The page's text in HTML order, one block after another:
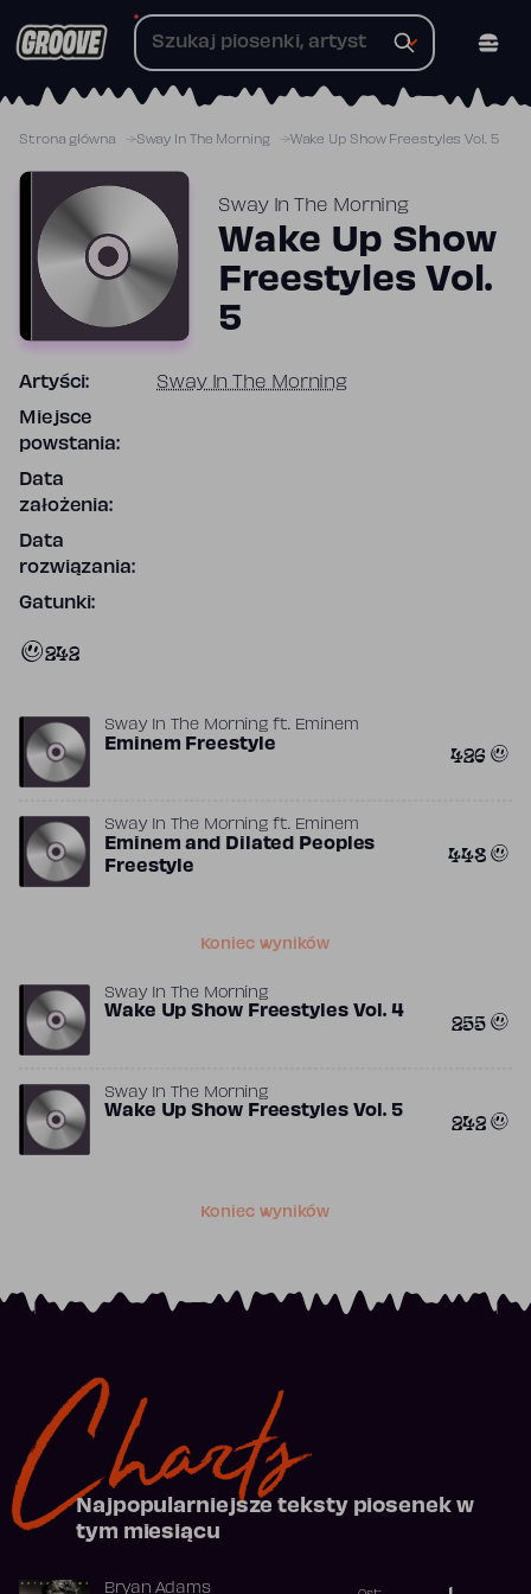
do
Strona główna Sway In The Morning Wake Up Show Freestyles Vol. 5
Sway In The Morning
Wake Up Show
Freestyles Vol.
5
Artyści: Sway In The Morning
Miejsce
powstania:
Data
założenia:
Data
rozwiązania:
Gatunki:
242
Sway In The Morning ft. Eminem
Eminem Freestyle 426
Sway In The Morning ft. Eminem
Eminem and Dilated Peoples
Freestyle
448
Koniec wyników
Sway In The Morning
Wake Up Show Freestyles Vol. 4 255
Sway In The Morning
Wake Up Show Freestyles Vol. 5 242
Koniec wyników
Charts
Najpopularniejsze teksty piosenek w
tym miesiącu
Bryan Adams